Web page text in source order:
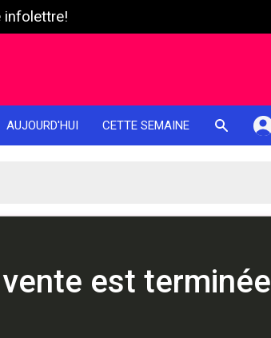
infolettre!
AUJOURD'HUI CETTE SEMAINE
est terminée